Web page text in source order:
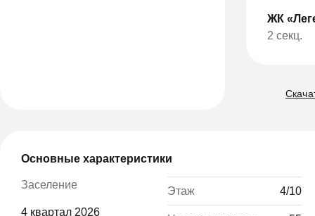
ЖК
2 секц.
Основные характеристики
Заселение
4 квартал 2026
Этаж 4/10